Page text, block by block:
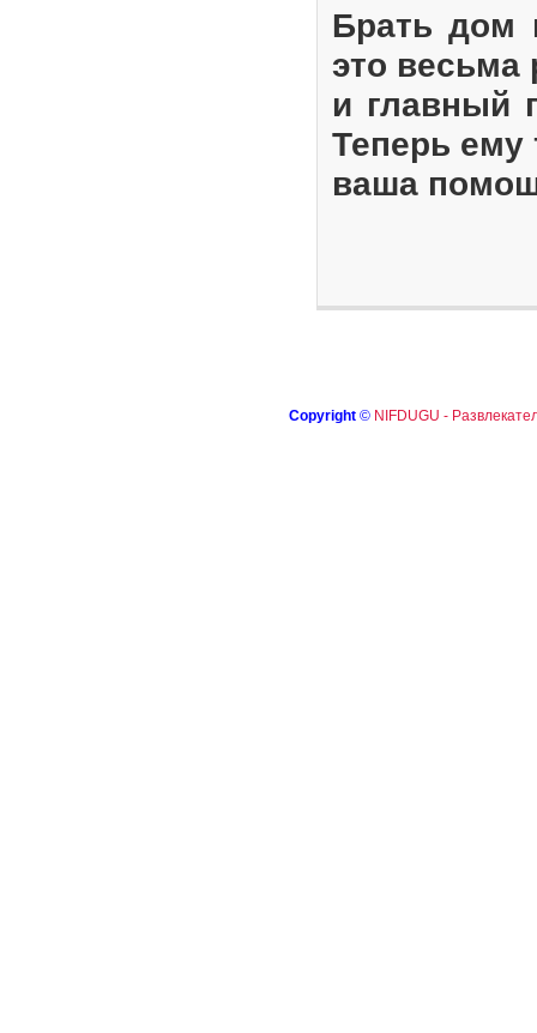
Брать дом
это весьма
и главный
Теперь ему
ваша
Copyright © NIFDUGU -